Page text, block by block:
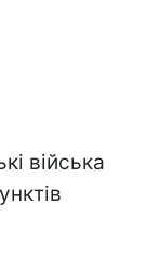
війська